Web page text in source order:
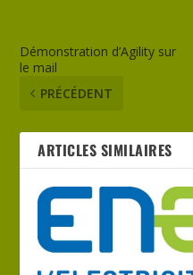
Démonstration d’Agility sur
le mail
PRÉCÉDENT
ARTICLES SIMILAIRES